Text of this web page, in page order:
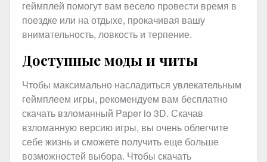
геймплей помогут вам весело провести время в
поездке или на отдыхе, прокачивая вашу
внимательность, ловкость и терпение.
Доступные моды и читы
Чтобы максимально насладиться увлекательным
геймплеем игры, рекомендуем вам бесплатно
скачать взломанный Paper io 3D. Скачав
взломанную версию игры, вы очень облегчите
себе жизнь и сможете получить еще больше
возможностей выбора. Чтобы скачать